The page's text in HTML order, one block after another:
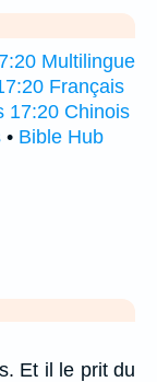
Multilingue
Français
17:20 Chinois
• Bible Hub
Et il le prit du